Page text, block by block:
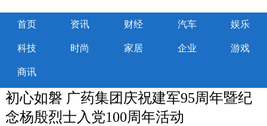
首页 资讯 财经 汽车 娱乐
科技 时尚 家居 企业 游戏
商讯
初心如磐 广药集团庆祝建军95周年暨纪
念杨殷烈士入党100周年活动